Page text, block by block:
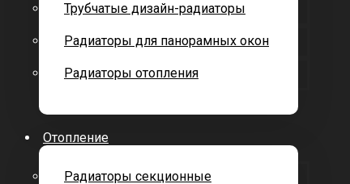
Трубчатые дизайн-радиаторы
Радиаторы для панорамных окон
Радиаторы отопления
Отопление
Радиаторы секционные